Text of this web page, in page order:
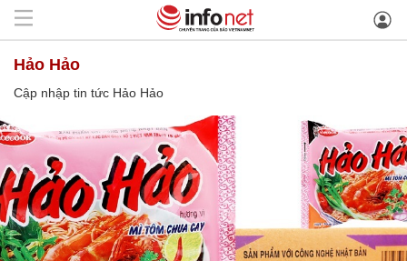
Hảo Hảo
Cập nhập tin tức Hảo Hảo